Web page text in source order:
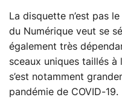
La disquette n’est pas
du Numérique veut se
également très
sceaux uniques taillés à
s’est notamment
pandémie de COVID-19.